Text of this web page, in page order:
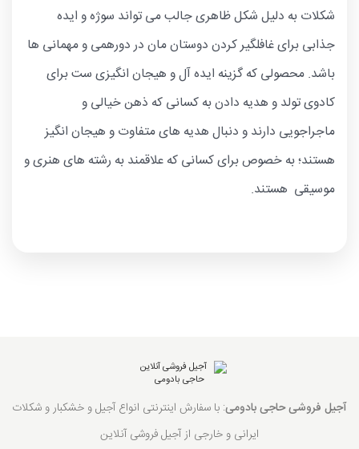
شکلات به دلیل شکل ظاهری جالب می تواند سوژه و ایده
جذابی برای غافلگیر کردن دوستان مان در دورهمی و مهمانی ها
باشد. محصولی که گزینه ایده آل و هیجان انگیزی ست برای
کادوی تولد و هدیه دادن به کسانی که ذهن خیالی و
ماجراجویی دارند و دنبال هدیه های متفاوت و هیجان انگیز
هستند؛ به خصوص برای کسانی که علاقمند به رشته های هنری و
موسیقی هستند.
آجیل فروشی حاجی بادومی: با سفارش اینترنتی انواع آجیل و خشکبار و شکلات
ایرانی و خارجی از آجیل فروشی آنلاین